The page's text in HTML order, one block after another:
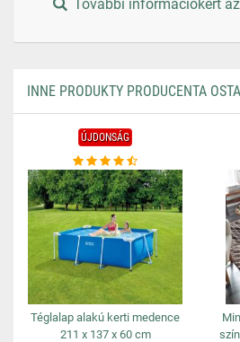
További információkért
INNE PRODUKTY PRODUCENTA
ÚJDONSÁG
Téglalap alakú kerti medence
211 x 137 x 60 cm